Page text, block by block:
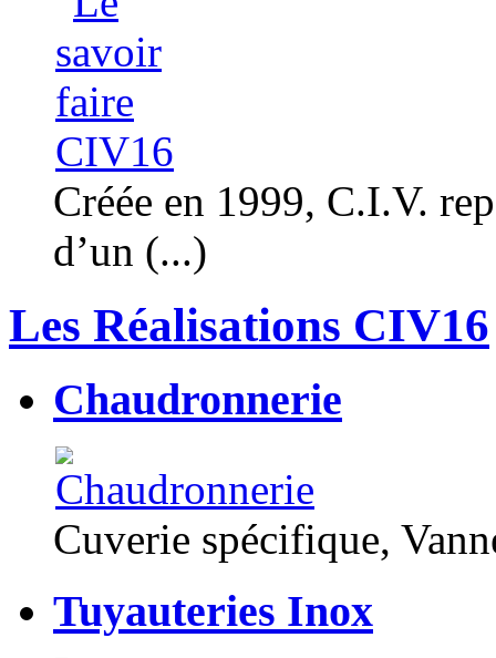
Créée en 1999, C.I.V.
d’un (...)
Les Réalisations CIV16
Chaudronnerie
Cuverie spécifique,
Tuyauteries Inox